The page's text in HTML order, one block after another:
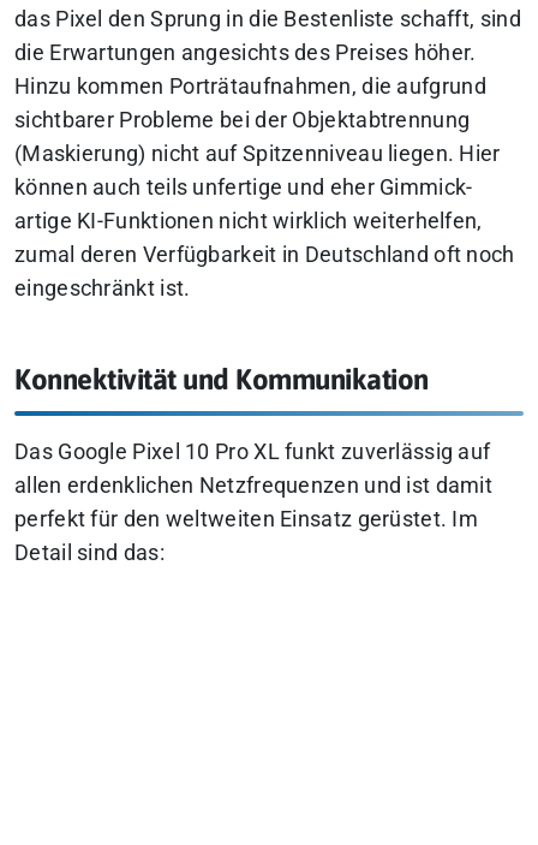
das Pixel den Sprung in die Bestenliste schafft, sind
die Erwartungen angesichts des Preises höher.
Hinzu kommen Porträtaufnahmen, die aufgrund
sichtbarer Probleme bei der Objektabtrennung
(Maskierung) nicht auf Spitzenniveau liegen. Hier
können auch teils unfertige und eher Gimmick-
artige KI-Funktionen nicht wirklich weiterhelfen,
zumal deren Verfügbarkeit in Deutschland oft noch
eingeschränkt ist.
Konnektivität und Kommunikation
Das Google Pixel 10 Pro XL funkt zuverlässig auf
allen erdenklichen Netzfrequenzen und ist damit
perfekt für den weltweiten Einsatz gerüstet. Im
Detail sind das: